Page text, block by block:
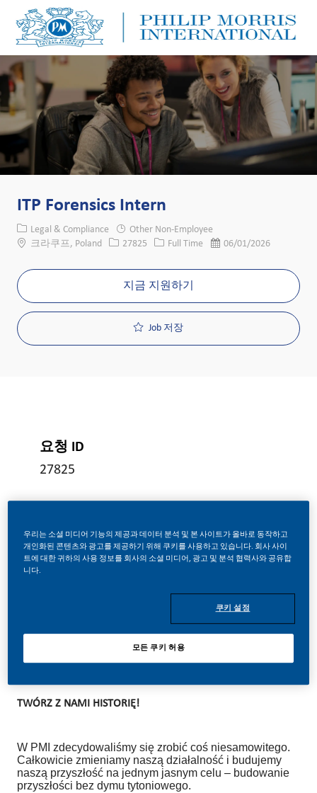
ITP Forensics Intern
카테고리
Legal & Compliance
Other Non-Employee
위치크라쿠프, Poland Job ID27825 Job 유형
Full Time 게시일06/01/2026
지금 지원하기
Job 저장
요청 ID
27825
Full Time
TWÓRZ Z NAMI HISTORIĘ!
W PMI zdecydowaliśmy się zrobić coś niesamowitego.
Całkowicie zmieniamy naszą działalność i budujemy
naszą przyszłość na jednym jasnym celu – budowanie
przyszłości bez dymu tytoniowego.
우리는 소셜 미디어 기능의 제공과 데이터 분석 및 본 사이트가 올바로 동작하고
개인화된 콘텐츠와 광고를 제공하기 위해 쿠키를 사용하고 있습니다. 회사 사이
트에 대한 귀하의 사용 정보를 회사의 소셜 미디어, 광고 및 분석 협력사와 공유합
니다.
쿠키 설정
모든 쿠키 허용